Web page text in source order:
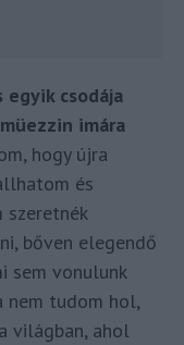
csodája
imára
hogy újra
és
bőven elegendő
sem vonulunk
nem tudom hol,
világban, ahol